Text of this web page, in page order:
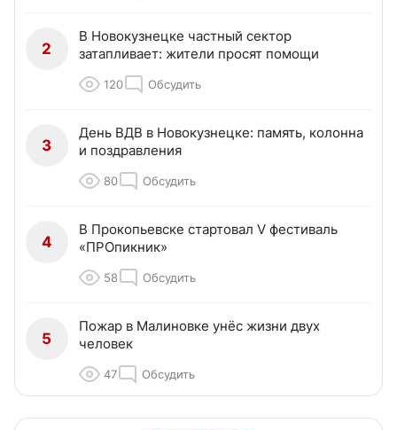
2
В Новокузнецке частный сектор
затапливает: жители просят помощи
120 Обсудить
3
День ВДВ в Новокузнецке: память, колонна
и поздравления
80 Обсудить
4
В Прокопьевске стартовал V фестиваль
«ПРОпикник»
58 Обсудить
5
Пожар в Малиновке унёс жизни двух
человек
47 Обсудить